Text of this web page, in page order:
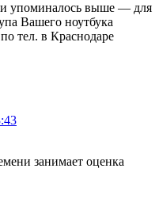
и упоминалось выше — для
Вашего ноутбука
тел. в Краснодаре
занимает оценка